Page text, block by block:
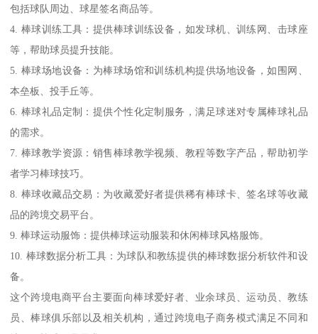
包括球队周边、球星签名商品等。
4. 棒球训练工具：提供棒球训练设备，如发球机、训练网、击球座
等，帮助球员提升技能。
5. 棒球场地设备：为棒球场馆和训练机构提供场地设备，如围网、
本垒板、投手丘等。
6. 棒球礼品定制：提供个性化定制服务，满足球迷对专属棒球礼品
的需求。
7. 棒球教学资源：销售棒球教学视频、教程等数字产品，帮助初学
者学习棒球技巧。
8. 棒球收藏品交易：为收藏爱好者提供稀有棒球卡、签名球等收藏
品的跨境交易平台。
9. 棒球运动服饰：提供棒球运动服装和休闲棒球风格服饰。
10. 棒球数据分析工具：为球队和教练提供的棒球数据分析软件和设
备。
这个跨境电商平台主要面向棒球爱好者、业余球员、运动员、教练
员、棒球俱乐部以及相关机构，通过跨境电子商务模式满足不同和